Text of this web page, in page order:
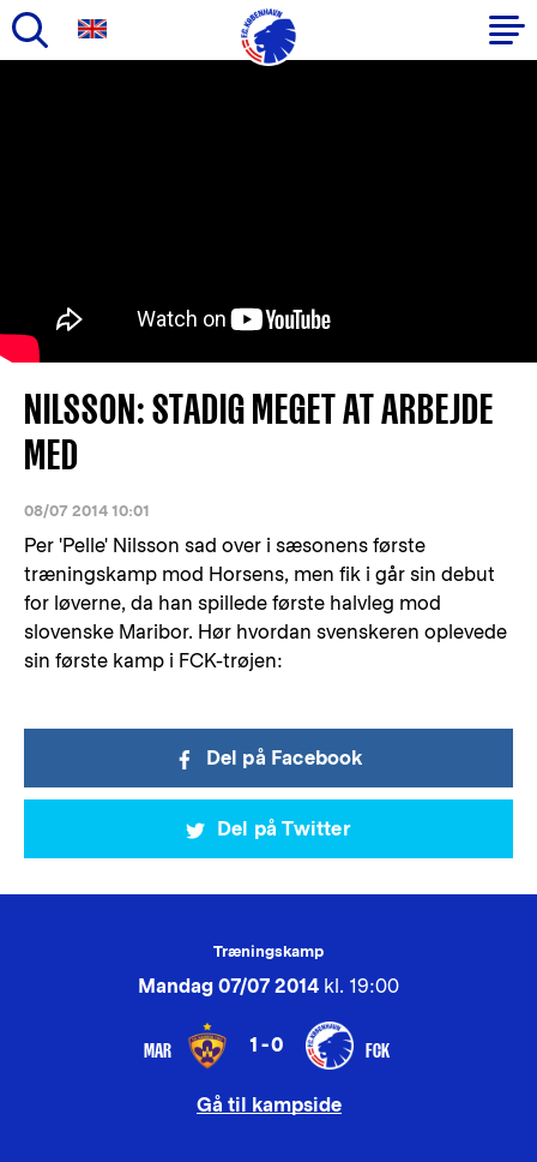
NILSSON: STADIG MEGET AT ARBEJDE
MED
08/07 2014 10:01
Per 'Pelle' Nilsson sad over i sæsonens første
træningskamp mod Horsens, men fik i går sin debut
for løverne, da han spillede første halvleg mod
slovenske Maribor. Hør hvordan svenskeren oplevede
sin første kamp i FCK-trøjen:
Del på Facebook
Del på Twitter
Træningskamp
Mandag 07/07 2014 kl. 19:00
MAR 1-0 FCK
Gå til kampside